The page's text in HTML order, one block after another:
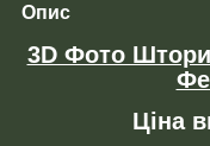
Опис
3D Фото
Ціна